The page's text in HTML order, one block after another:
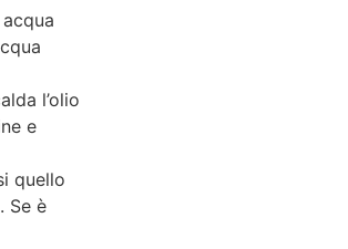
l’olio
e
quello
Se è